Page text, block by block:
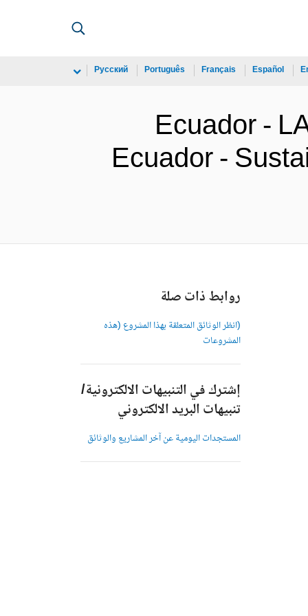
Español
Français
Português
Русский
Ecuador -
Ecuador -
روابط ذات صلة
(انظر الوثائق المتعلقة بهذا المشروع (هذه
المشروعات
إشترك في التنبيهات الالكترونية/
تنبيهات البريد الالكتروني
المستجدات اليومية عن آخر المشاريع والوثائق